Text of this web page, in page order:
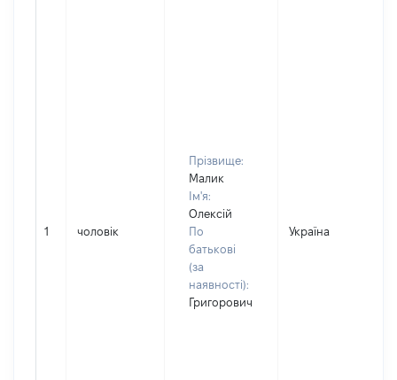
1 чоловік
Прізвище:
Малик
Ім'я:
Олексій
По
батькові
(за
наявності):
Григорович
Україна